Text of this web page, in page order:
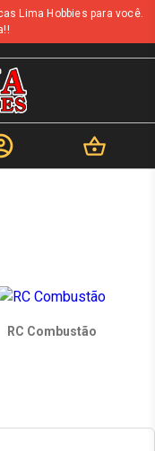
Lima Hobbies para você.
RC Combustão